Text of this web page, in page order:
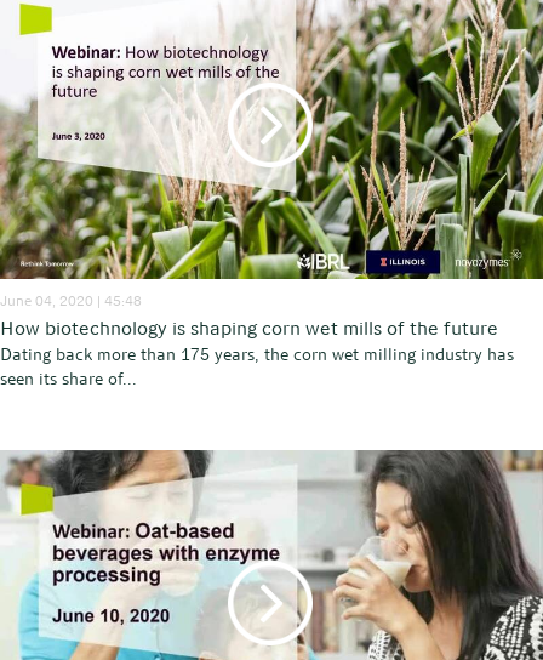
June 04, 2020 | 45:48
How biotechnology is shaping corn wet mills of the future
Dating back more than 175 years, the corn wet milling industry has
seen its share of...